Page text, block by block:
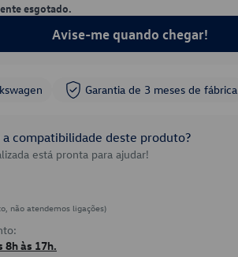
esgotado.
Avise-me quando chegar!
Garantia de 3 meses de fábrica
a compatibilidade deste produto?
está pronta para ajudar!
não atendemos ligações)
8h às 17h.